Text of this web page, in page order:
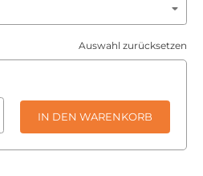
Auswahl zurücksetzen
IN DEN WARENKORB